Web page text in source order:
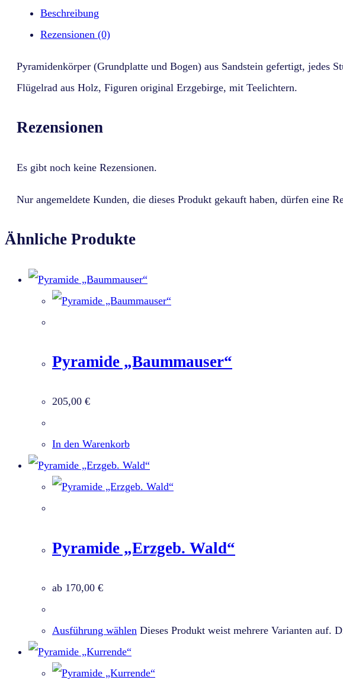
Beschreibung
Rezensionen (0)
Pyramidenkörper (Grundplatte und Bogen) aus Sandstein gefertigt, jedes
Flügelrad aus Holz, Figuren original Erzgebirge, mit Teelichtern.
Rezensionen
Es gibt noch keine Rezensionen.
Nur angemeldete Kunden, die dieses Produkt gekauft haben, dürfen eine
Ähnliche Produkte
Pyramide „Baummauser“
205,00 €
In den Warenkorb
Pyramide „Erzgeb. Wald“
ab 170,00 €
Ausführung wählen Dieses Produkt weist mehrere Varianten auf.